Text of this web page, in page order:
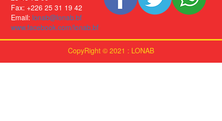
Fax: +226 25 31 19 42
Email: lonab@lonab.bf
www.facebook.com/lonab.bf
CopyRight © 2021 : LONAB